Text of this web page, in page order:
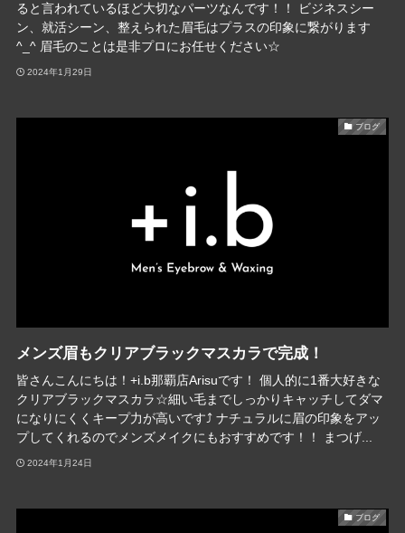
ると言われているほど大切なパーツなんです！！ ビジネスシー
ン、就活シーン、整えられた眉毛はプラスの印象に繋がります
^_^ 眉毛のことは是非プロにお任せください☆
2024年1月29日
ブログ
メンズ眉もクリアブラックマスカラで完成！
皆さんこんにちは！+i.b那覇店Arisuです！ 個人的に1番大好きな
クリアブラックマスカラ☆細い毛までしっかりキャッチしてダマ
になりにくくキープ力が高いです⤴︎ ナチュラルに眉の印象をアッ
プしてくれるのでメンズメイクにもおすすめです！！ まつげ...
2024年1月24日
ブログ